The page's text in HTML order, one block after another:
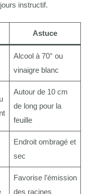
instructif.
Astuce
Alcool à 70° ou
vinaigre blanc
Autour de 10 cm
de long pour la
feuille
Endroit ombragé et
sec
Favorise l’émission
des racines